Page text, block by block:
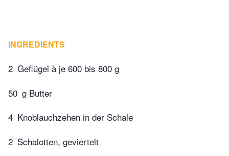
INGREDIENTS
2 Geflügel à je 600 bis 800 g
50 g Butter
4 Knoblauchzehen in der Schale
2 Schalotten, geviertelt